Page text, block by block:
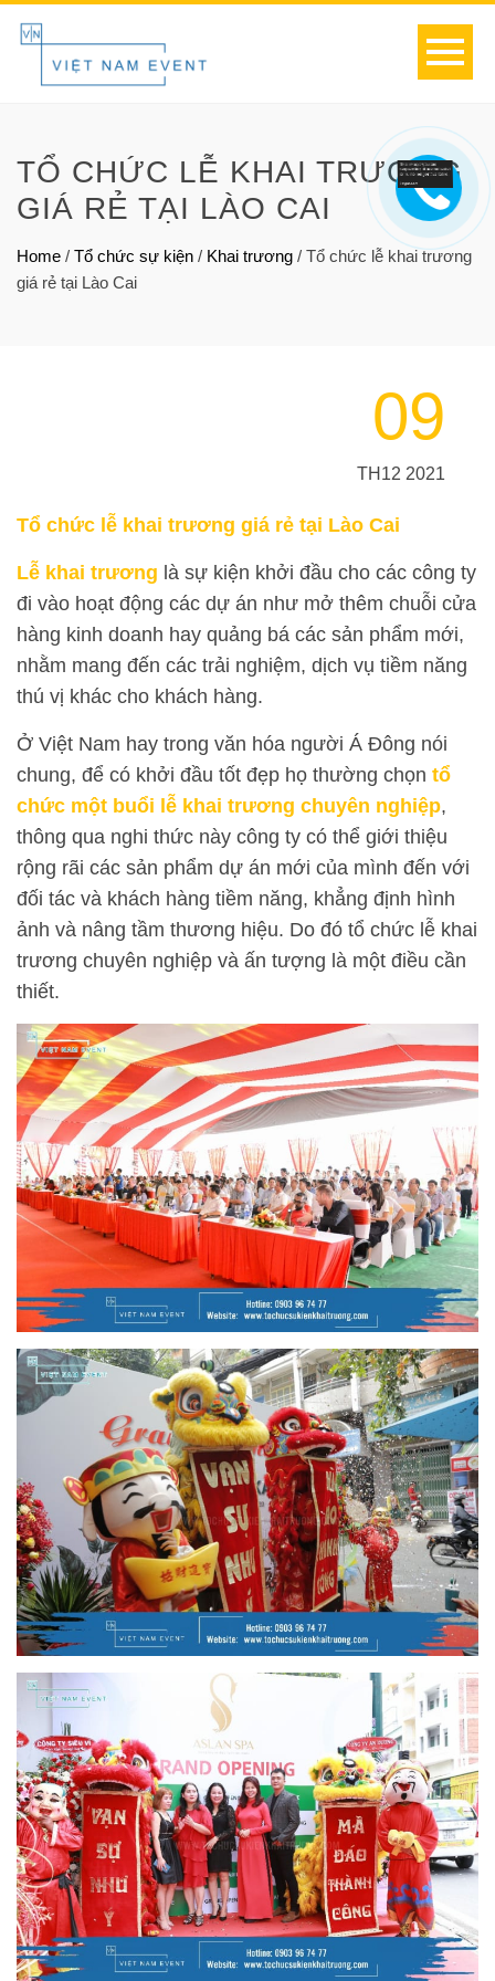
TỔ CHỨC LỄ KHAI TRƯƠNG
GIÁ RẺ TẠI LÀO CAI
Home / Tổ chức sự kiện / Khai trương / Tổ chức lễ khai trương
giá rẻ tại Lào Cai
09
TH12 2021
Tổ chức lễ khai trương giá rẻ tại Lào Cai
Lễ khai trương là sự kiện khởi đầu cho các công ty
đi vào hoạt động các dự án như mở thêm chuỗi cửa
hàng kinh doanh hay quảng bá các sản phẩm mới,
nhằm mang đến các trải nghiệm, dịch vụ tiềm năng
thú vị khác cho khách hàng.
Ở Việt Nam hay trong văn hóa người Á Đông nói
chung, để có khởi đầu tốt đẹp họ thường chọn tổ
chức một buổi lễ khai trương chuyên nghiệp,
thông qua nghi thức này công ty có thể giới thiệu
rộng rãi các sản phẩm dự án mới của mình đến với
đối tác và khách hàng tiềm năng, khẳng định hình
ảnh và nâng tầm thương hiệu. Do đó tổ chức lễ khai
trương chuyên nghiệp và ấn tượng là một điều cần
thiết.